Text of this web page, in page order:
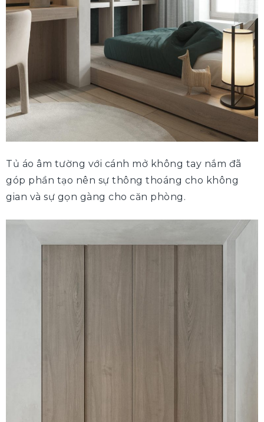
Tủ áo âm tường với cánh mở không tay nắm đã
góp phần tạo nên sự thông thoáng cho không
gian và sự gọn gàng cho căn phòng.